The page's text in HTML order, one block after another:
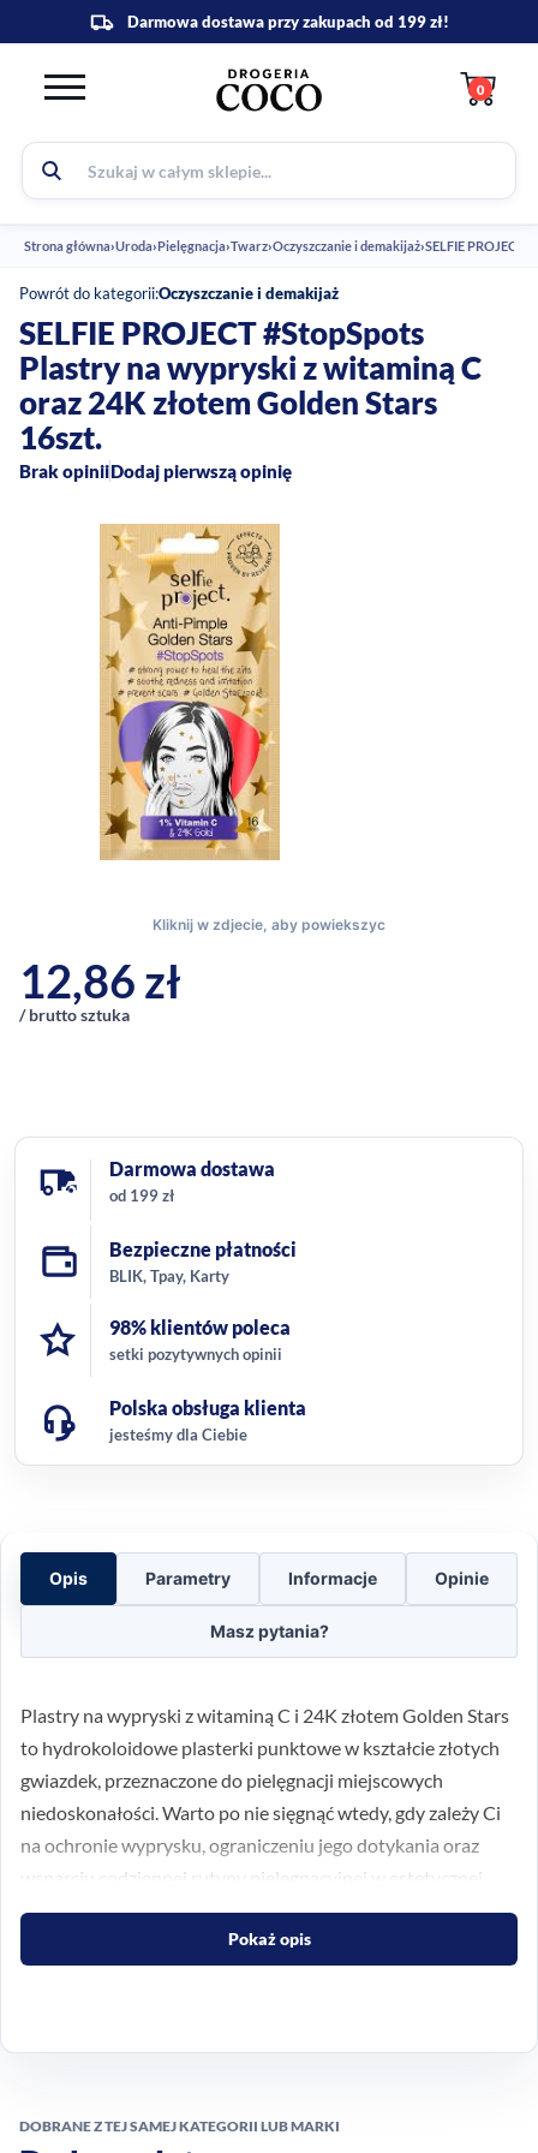
0
Strona główna›Uroda›Pielęgnacja›Twarz›Oczyszczanie i demakijaż›SELFIE PROJECT
Powrót do kategorii:Oczyszczanie i demakijaż
SELFIE PROJECT #StopSpots
Plastry na wypryski z witaminą C
oraz 24K złotem Golden Stars
16szt.
Brak opiniiDodaj pierwszą opinię
12,86zł
/ brutto sztuka
Darmowa dostawa
od 199 zł
Bezpieczne płatności
BLIK, Tpay, Karty
98% klientów poleca
setki pozytywnych opinii
Polska obsługa klienta
jesteśmy dla Ciebie
Opis Parametry Informacje Opinie
Masz pytania?
Plastry na wypryski z witaminą C i 24K złotem Golden Stars
to hydrokoloidowe plasterki punktowe w kształcie złotych
gwiazdek, przeznaczone do pielęgnacji miejscowych
niedoskonałości. Warto po nie sięgnąć wtedy, gdy zależy Ci
na ochronie wyprysku, ograniczeniu jego dotykania oraz
wsparciu codziennej rutyny pielęgnacyjnej w estetycznej
formie.
Punktowa pielęgnacja
jednocześnie wspierać utrzymanie czystości skóry w
Pokaż opis
DOBRANE Z TEJ SAMEJ KATEGORII LUB MARKI